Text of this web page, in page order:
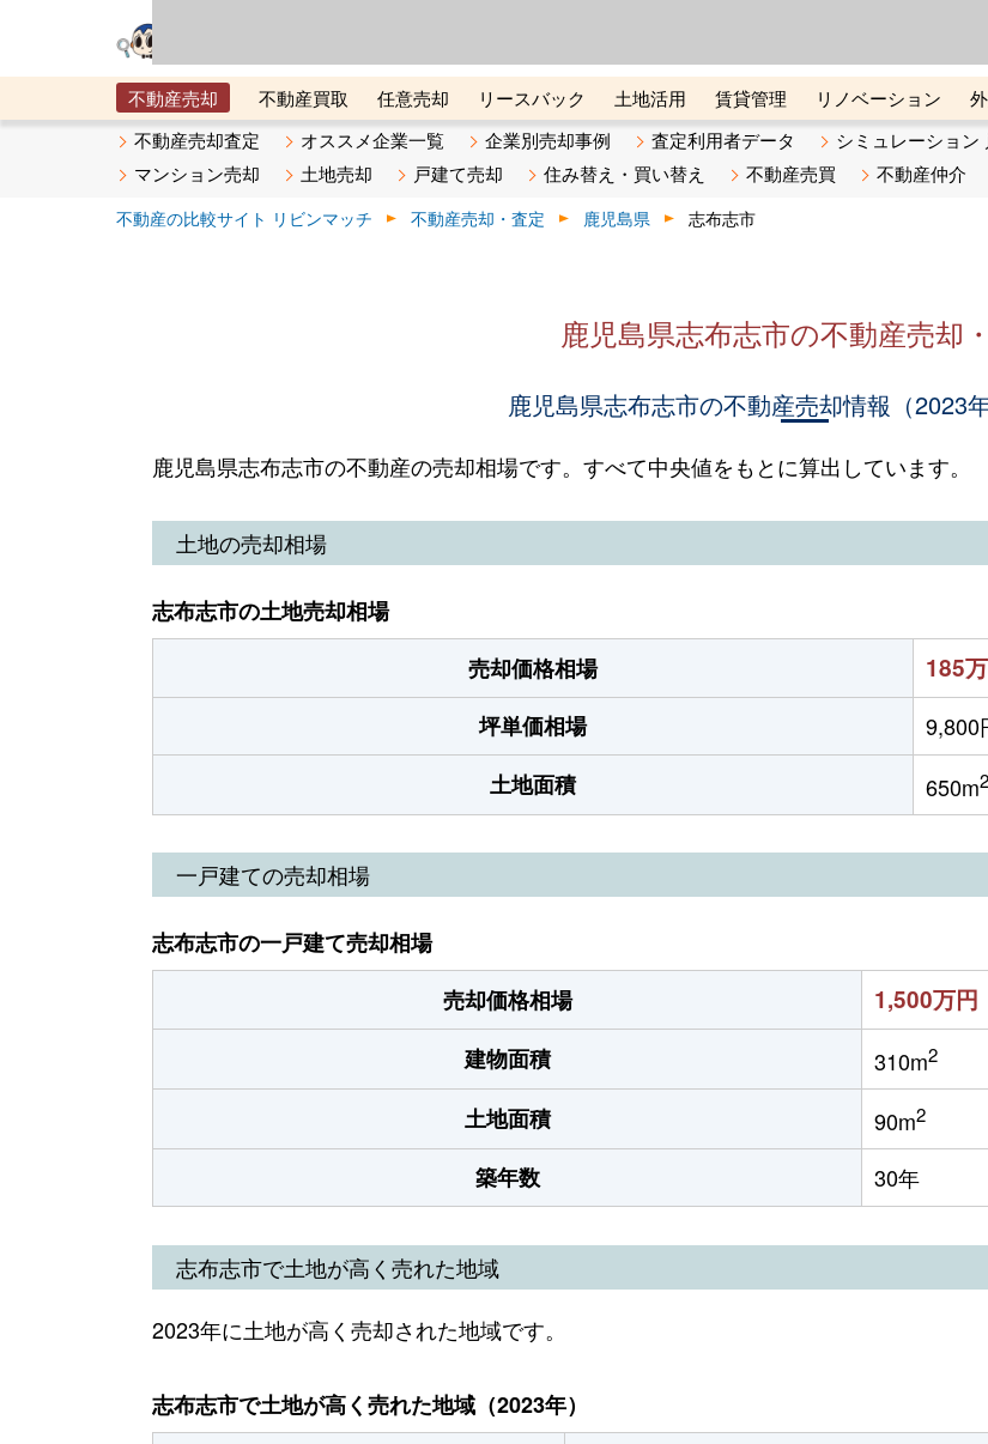
不動産売却 不動産買取 任意売却 リースバック 土地活用 賃貸管理 リノベーション
メタ住宅展示場
ベスト不動産カンパニー オンライン講座 リビンマガジンBiz 不動産売却ご相談
不動産売却査定 オススメ企業一覧 企業別売却事例 査定利用者データ
シミュレーション
マンション売却
土地売却 戸建て売却 住み替え・買い替え 不動産売買 不動産仲介
不動産の比較サイト リビンマッチ 不動産売却・査定 鹿児島県 志布志市
鹿児島県志布志市の不動産売却
鹿児島県志布志市の不動産売却情報（2023年
鹿児島県志布志市の不動産の売却相場です。すべて中央値をもとに算出しています。
土地の売却相場
志布志市の土地売却相場
売却価格相場
185
坪単価相場
9,800
土地面積
650m2
一戸建ての売却相場
志布志市の一戸建て売却相場
売却価格相場
1,500万円
建物面積 310m2
土地面積 90m2
築年数 30年
志布志市で土地が高く売れた地域
2023年に土地が高く売却された地域です。
志布志市で土地が高く売れた地域（2023年）